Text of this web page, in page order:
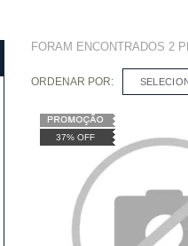
FORAM ENCONTRADOS 2
ORDENAR POR: SELECIONE
37% OFF